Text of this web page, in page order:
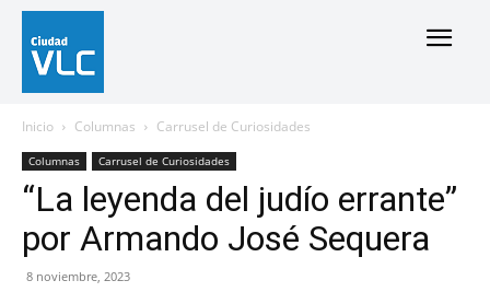
Inicio Columnas Carrusel de Curiosidades
Columnas Carrusel de Curiosidades
“La leyenda del judío errante”
por Armando José Sequera
8 noviembre, 2023